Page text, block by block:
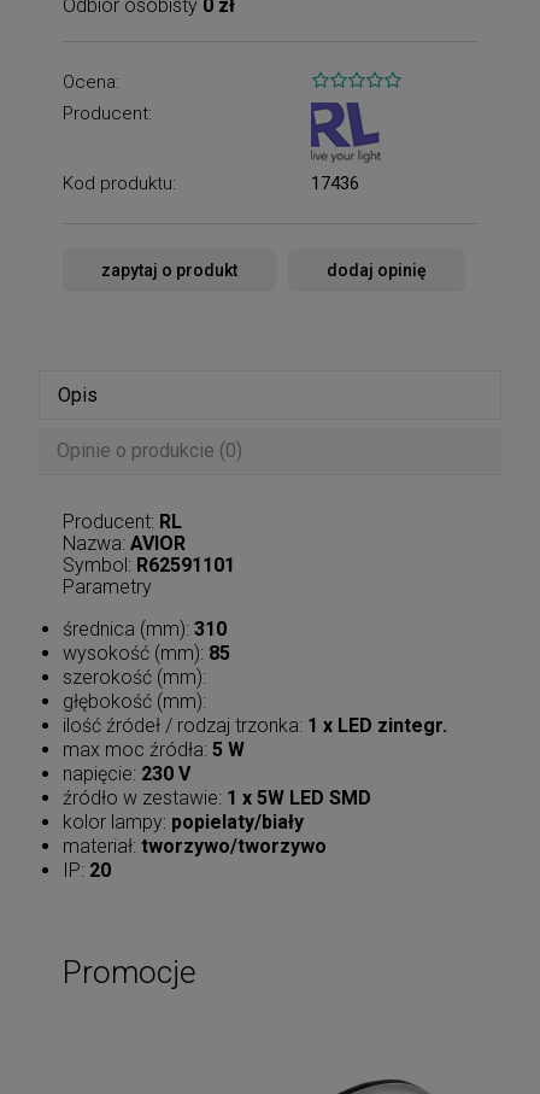
Odbiór osobisty 0 zł
Ocena:
Producent:
Kod produktu: 17436
zapytaj o produkt dodaj opinię
Opis
Opinie o produkcie (0)
Producent: RL
Nazwa: AVIOR
Symbol: R62591101
Parametry
średnica (mm): 310
wysokość (mm): 85
szerokość (mm):
głębokość (mm):
ilość źródeł / rodzaj trzonka: 1 x LED zintegr.
max moc źródła: 5 W
napięcie: 230 V
źródło w zestawie: 1 x 5W LED SMD
kolor lampy: popielaty/biały
materiał: tworzywo/tworzywo
IP: 20
Promocje